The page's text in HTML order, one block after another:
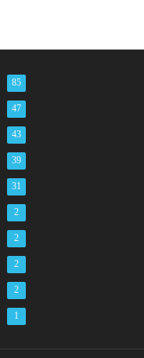
85
47
43
39
31
2
2
2
2
1